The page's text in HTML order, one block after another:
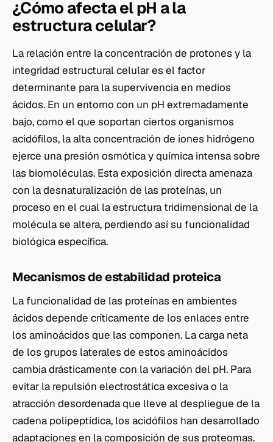
¿Cómo afecta el pH a la
estructura celular?
La relación entre la concentración de protones y la
integridad estructural celular es el factor
determinante para la supervivencia en medios
ácidos. En un entorno con un pH extremadamente
bajo, como el que soportan ciertos organismos
acidófilos, la alta concentración de iones hidrógeno
ejerce una presión osmótica y química intensa sobre
las biomoléculas. Esta exposición directa amenaza
con la desnaturalización de las proteínas, un
proceso en el cual la estructura tridimensional de la
molécula se altera, perdiendo así su funcionalidad
biológica específica.
Mecanismos de estabilidad proteica
La funcionalidad de las proteínas en ambientes
ácidos depende críticamente de los enlaces entre
los aminoácidos que las componen. La carga neta
de los grupos laterales de estos aminoácidos
cambia drásticamente con la variación del pH. Para
evitar la repulsión electrostática excesiva o la
atracción desordenada que lleve al despliegue de la
cadena polipeptídica, los acidófilos han desarrollado
adaptaciones en la composición de sus proteomas.